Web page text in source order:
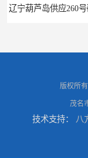
版权所
茂名
技术支持： 八